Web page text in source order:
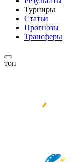
Турниры
Статьи
Прогнозы
Трансферы
топ